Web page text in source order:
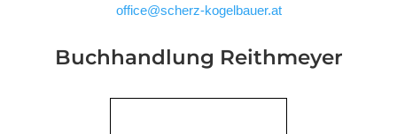
office@scherz-kogelbauer.at
Buchhandlung Reithmeyer